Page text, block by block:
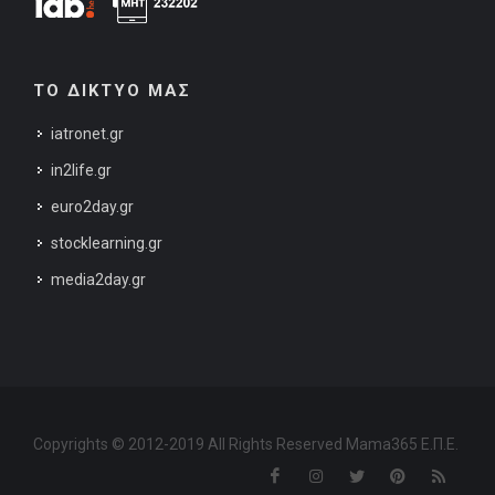
ΤΟ ΔΙΚΤΥΟ ΜΑΣ
iatronet.gr
in2life.gr
euro2day.gr
stocklearning.gr
media2day.gr
Copyrights © 2012-2019 All Rights Reserved Mama365 Ε.Π.Ε.